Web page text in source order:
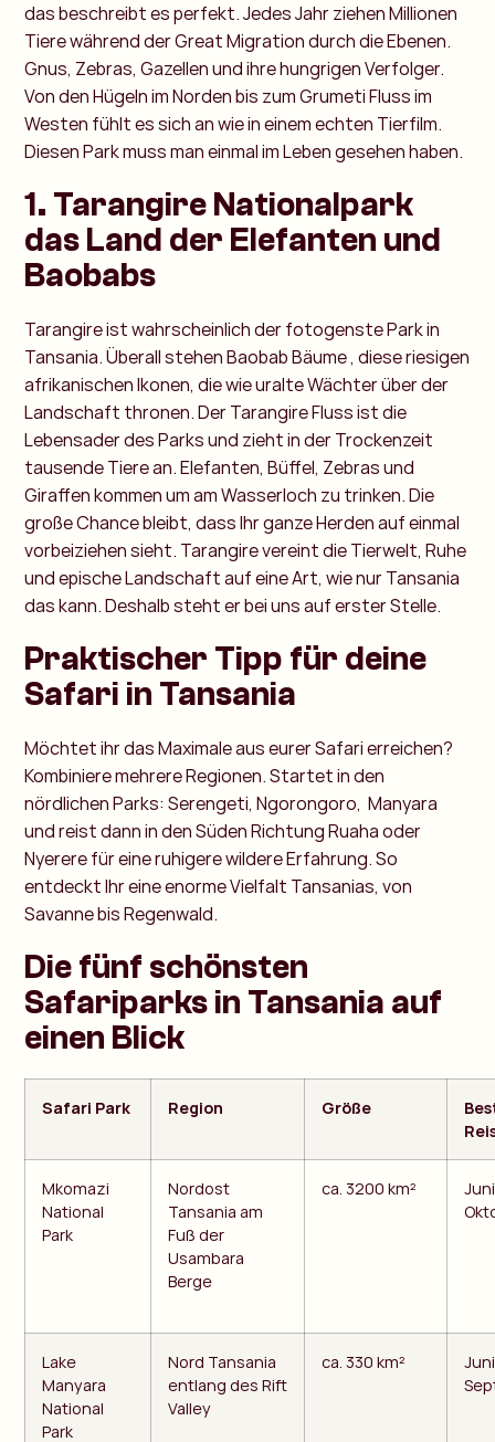
das beschreibt es perfekt. Jedes Jahr ziehen Millionen
Tiere während der Great Migration durch die Ebenen.
Gnus, Zebras, Gazellen und ihre hungrigen Verfolger.
Von den Hügeln im Norden bis zum Grumeti Fluss im
Westen fühlt es sich an wie in einem echten Tierfilm.
Diesen Park muss man einmal im Leben gesehen haben.
1. Tarangire Nationalpark
das Land der Elefanten und
Baobabs
Tarangire ist wahrscheinlich der fotogenste Park in
Tansania. Überall stehen Baobab Bäume , diese riesigen
afrikanischen Ikonen, die wie uralte Wächter über der
Landschaft thronen. Der Tarangire Fluss ist die
Lebensader des Parks und zieht in der Trockenzeit
tausende Tiere an. Elefanten, Büffel, Zebras und
Giraffen kommen um am Wasserloch zu trinken. Die
große Chance bleibt, dass Ihr ganze Herden auf einmal
vorbeiziehen sieht. Tarangire vereint die Tierwelt, Ruhe
und epische Landschaft auf eine Art, wie nur Tansania
das kann. Deshalb steht er bei uns auf erster Stelle.
Praktischer Tipp für deine
Safari in Tansania
Möchtet ihr das Maximale aus eurer Safari erreichen?
Kombiniere mehrere Regionen. Startet in den
nördlichen Parks: Serengeti, Ngorongoro, Manyara
und reist dann in den Süden Richtung Ruaha oder
Nyerere für eine ruhigere wildere Erfahrung. So
entdeckt Ihr eine enorme Vielfalt Tansanias, von
Savanne bis Regenwald.
Die fünf schönsten
Safariparks in Tansania auf
einen Blick
Safari Park Region Größe
Mkomazi
National
Park
Nordost
Tansania am
Fuß der
Usambara
Berge
ca. 3200 km²
Lake
Manyara
National
Park
Nord Tansania
entlang des Rift
Valley
ca. 330 km²